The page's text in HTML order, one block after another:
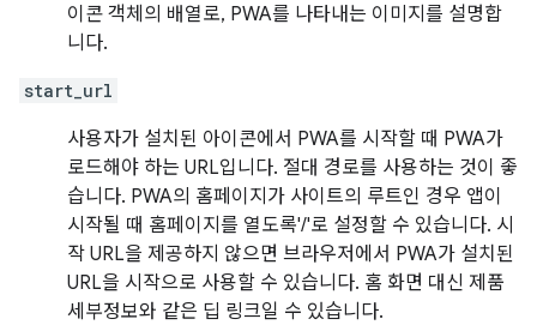
이콘 객체의 배열로, PWA를 나타내는 이미지를 설명합
니다.
start_url
사용자가 설치된 아이콘에서 PWA를 시작할 때 PWA가
로드해야 하는 URL입니다. 절대 경로를 사용하는 것이 좋
습니다. PWA의 홈페이지가 사이트의 루트인 경우 앱이
시작될 때 홈페이지를 열도록'/'로 설정할 수 있습니다. 시
작 URL을 제공하지 않으면 브라우저에서 PWA가 설치된
URL을 시작으로 사용할 수 있습니다. 홈 화면 대신 제품
세부정보와 같은 딥 링크일 수 있습니다.